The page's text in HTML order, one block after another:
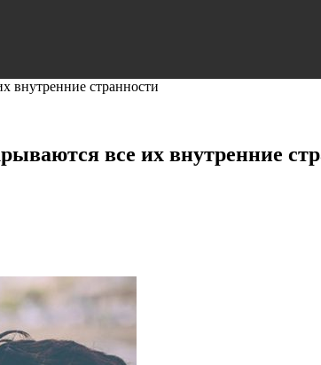
внутренние странности
все их внутренние